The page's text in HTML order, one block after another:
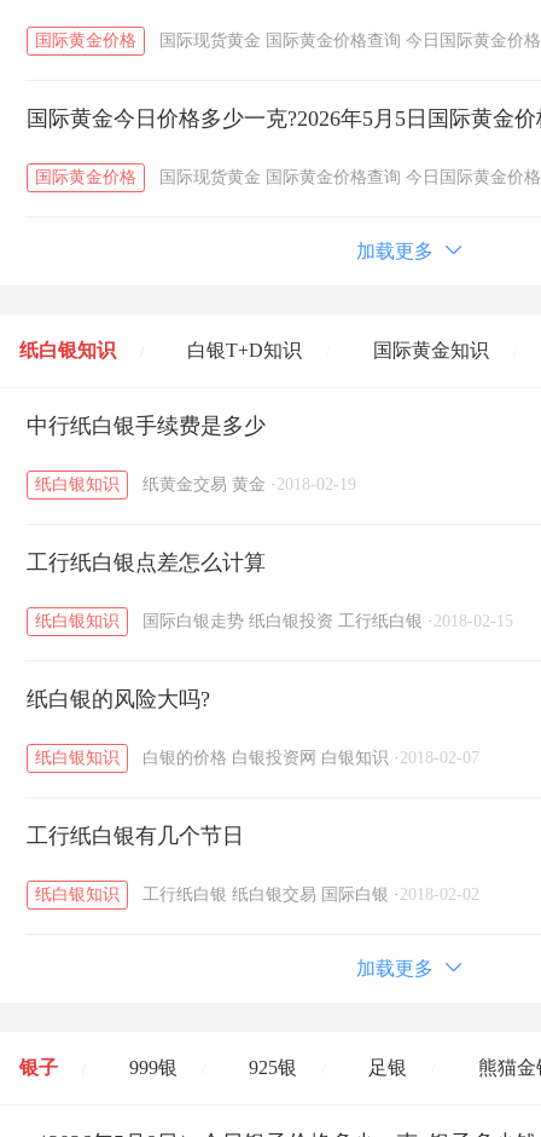
国际黄金价格 国际现货黄金 国际黄金价格查询 今日国际黄金价格
国际黄金今日价格多少一克?2026年5月5日国际黄金
国际黄金价格 国际现货黄金 国际黄金价格查询 今日国际黄金价格
加载更多
纸白银知识 白银T+D知识 国际黄金知识
黄金T+D知识 / 粤贵银知识
中行纸白银手续费是多少
纸白银知识 纸黄金交易 黄金 · 2018-02-19
工行纸白银点差怎么计算
纸白银知识 国际白银走势 纸白银投资 工行纸白银 · 2018-02-15
纸白银的风险大吗?
纸白银知识 白银的价格 白银投资网 白银知识 · 2018-02-07
工行纸白银有几个节日
纸白银知识 工行纸白银 纸白银交易 国际白银 · 2018-02-02
加载更多
银子 999银 925银 足银 熊猫金